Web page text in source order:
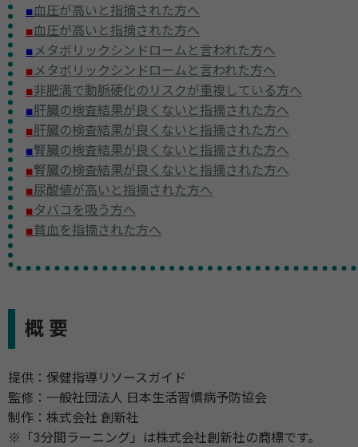
■血圧が高いと指摘された方へ
■血圧が高いと指摘された方へ
■メタボリックシンドロームと言われた方へ
■メタボリックシンドロームと言われた方へ
■非肥満で動脈硬化のリスクが重複している方へ
■肝臓の検査結果が良くないと指摘された方へ
■肝臓の検査結果が良くないと指摘された方へ
■腎臓の検査結果が良くないと指摘された方へ
■腎臓の検査結果が良くないと指摘された方へ
■尿酸値が高いと指摘された方へ
■タバコを吸う方へ
■貧血を指摘された方へ
概 要
提供：保健指導リソースガイド
監修：一般社団法人 日本生活習慣病予防協会
制作：株式会社 創新社
※「3分間ラーニング」は株式会社創新社の商標です。